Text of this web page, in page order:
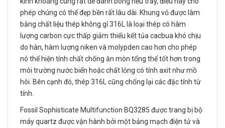
phép chúng có thể đẹp bền rất lâu dài. Khung vỏ được làm
bằng chất liệu thép không gỉ 316L là loại thép có hàm
lượng carbon cực thấp giảm thiểu kết tủa cacbua khó chịu
do hàn, hàm lượng niken và molypden cao hơn cho phép
nó thể hiện tính chất chống ăn mòn tổng thể tốt hơn trong
môi trường nước biển hoặc chất lỏng có tính axit như mồ
hôi. Bên cạnh đó, thép 316L cũng chống lại các đặc tính từ
tính.
Fossil Sophisticate Multifunction BQ3285 được trang bị bộ
máy quartz được vận hành bởi một bảng mạch điện tử và